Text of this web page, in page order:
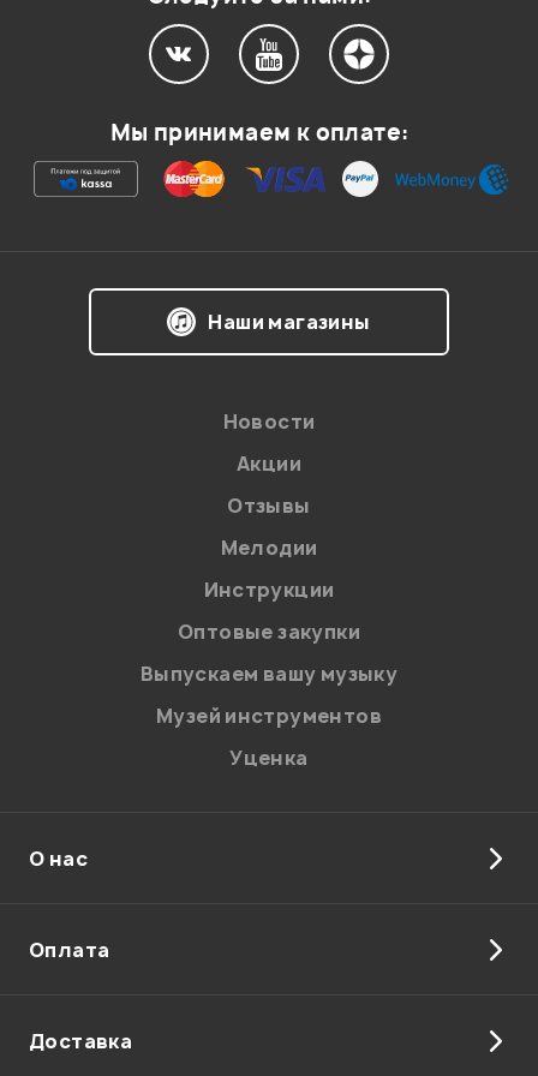
Ваша оценка:
на обработку персональных данных в
Политикой в отношении обработки
персональных данных.
Введите проверочное число:
Отправить
Мы принимаем к оплате:
Наши магазины
Новости
Акции
Отзывы
Мелодии
Инструкции
Оптовые закупки
Выпускаем вашу музыку
Музей инструментов
Уценка
О нас
Оплата
Доставка